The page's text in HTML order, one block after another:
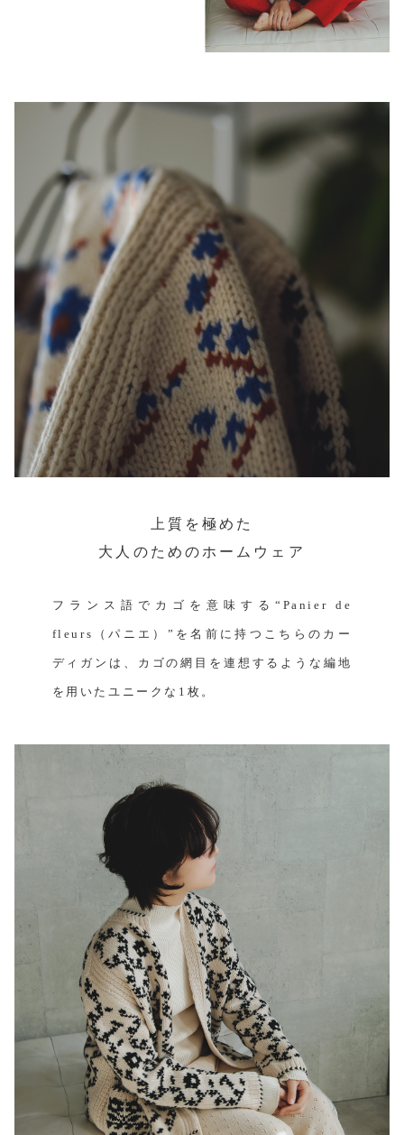
上質を極めた
大人のためのホームウェア
フランス語でカゴを意味する“Panier de
fleurs（パニエ）”を名前に持つこちらのカー
ディガンは、カゴの網目を連想するような編地
を用いたユニークな1枚。